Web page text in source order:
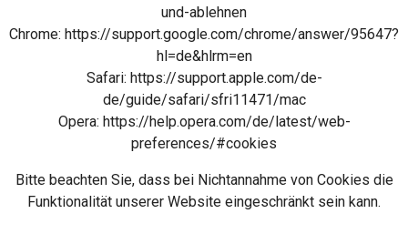
und-ablehnen
Chrome: https://support.google.com/chrome/answer/95647?
hl=de&hlrm=en
Safari: https://support.apple.com/de-
de/guide/safari/sfri11471/mac
Opera: https://help.opera.com/de/latest/web-
preferences/#cookies
Bitte beachten Sie, dass bei Nichtannahme von Cookies die
Funktionalität unserer Website eingeschränkt sein kann.